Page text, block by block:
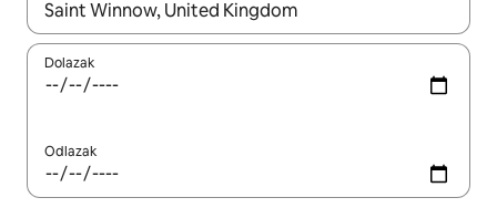
Kada budu dostupni rezultati, moći ćete ih pregledati
Dolazak
Odlazak